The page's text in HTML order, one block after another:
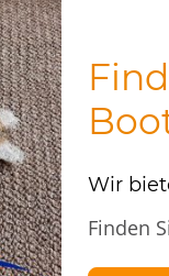
Wir
Finden